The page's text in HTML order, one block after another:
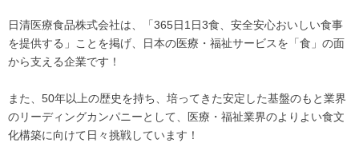
日清医療食品株式会社は、「365日1日3食、安全安心おいしい食事
を提供する」ことを掲げ、日本の医療・福祉サービスを「食」の面
から支える企業です！
また、50年以上の歴史を持ち、培ってきた安定した基盤のもと業界
のリーディングカンパニーとして、医療・福祉業界のよりよい食文
化構築に向けて日々挑戦しています！